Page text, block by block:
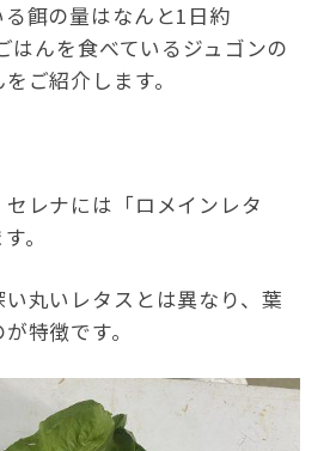
餌の量はなんと1日約
はんを食べているジュゴンの
ご紹介します。
レナには「ロメインレタ
。
丸いレタスとは異なり、葉
特徴です。